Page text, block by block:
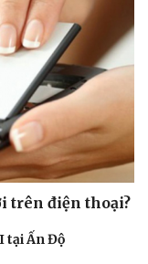
trên điện thoại?
tại Ấn Độ